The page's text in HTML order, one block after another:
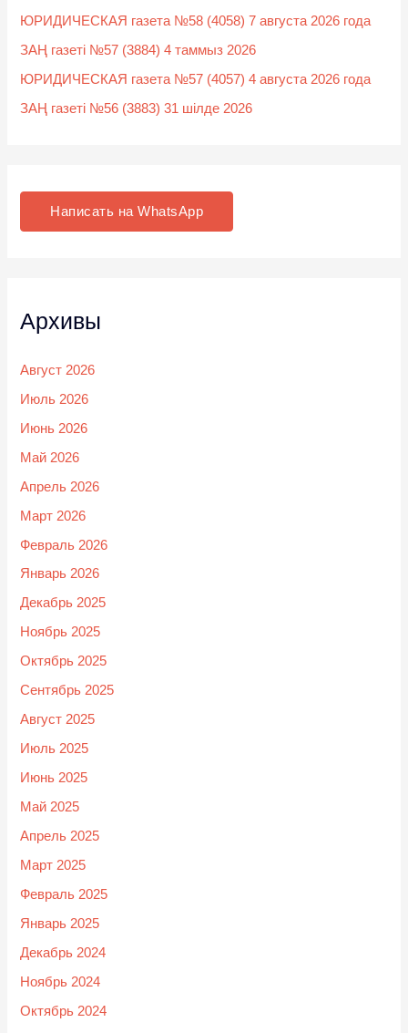
ЮРИДИЧЕСКАЯ газета №58 (4058) 7 августа 2026 года
ЗАҢ газеті №57 (3884) 4 таммыз 2026
ЮРИДИЧЕСКАЯ газета №57 (4057) 4 августа 2026 года
ЗАҢ газеті №56 (3883) 31 шілде 2026
Написать на WhatsApp
Архивы
Август 2026
Июль 2026
Июнь 2026
Май 2026
Апрель 2026
Март 2026
Февраль 2026
Январь 2026
Декабрь 2025
Ноябрь 2025
Октябрь 2025
Сентябрь 2025
Август 2025
Июль 2025
Июнь 2025
Май 2025
Апрель 2025
Март 2025
Февраль 2025
Январь 2025
Декабрь 2024
Ноябрь 2024
Октябрь 2024